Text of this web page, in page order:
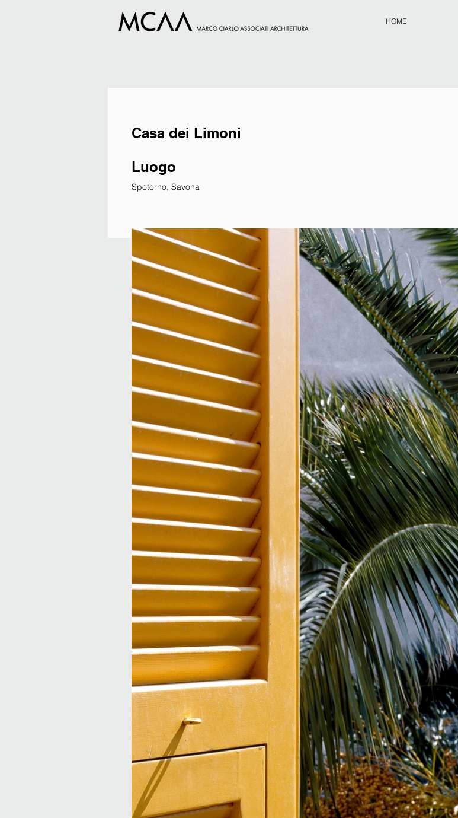
HOME
Casa dei Limoni
Luogo
Spotorno, Savona